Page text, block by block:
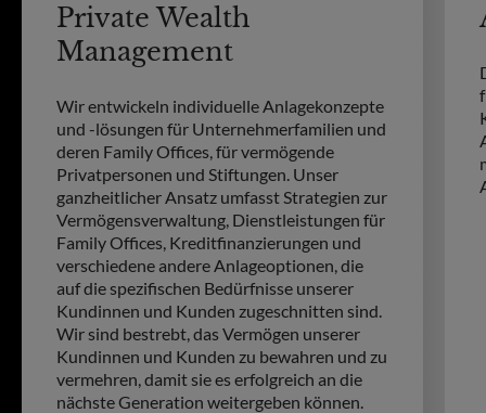
Private Wealth
Management
Wir entwickeln individuelle Anlagekonzepte
und -lösungen für Unternehmerfamilien und
deren Family Offices, für vermögende
Privatpersonen und Stiftungen. Unser
ganzheitlicher Ansatz umfasst Strategien zur
Vermögensverwaltung, Dienstleistungen für
Family Offices, Kreditfinanzierungen und
verschiedene andere Anlageoptionen, die
auf die spezifischen Bedürfnisse unserer
Kundinnen und Kunden zugeschnitten sind.
Wir sind bestrebt, das Vermögen unserer
Kundinnen und Kunden zu bewahren und zu
vermehren, damit sie es erfolgreich an die
nächste Generation weitergeben können.